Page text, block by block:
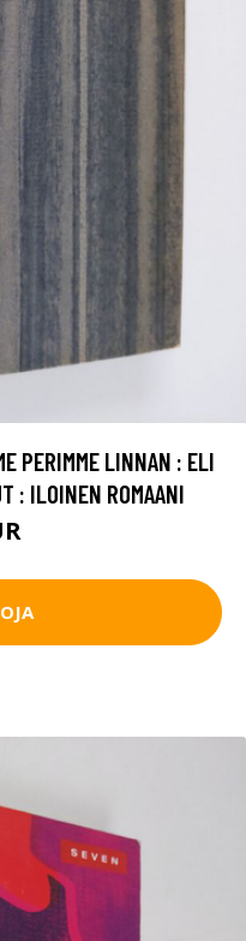
PERIMME LINNAN : ELI
: ILOINEN ROMAANI